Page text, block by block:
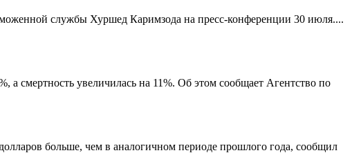
службы Хуршед Каримзода на пресс-конференции 30 июля....
смертность увеличилась на 11%. Об этом сообщает Агентство по
больше, чем в аналогичном периоде прошлого года, сообщил